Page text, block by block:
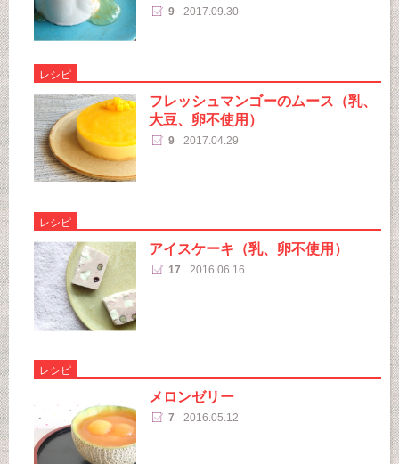
9 2017.09.30
レシピ
フレッシュマンゴーのムース（乳、
大豆、卵不使用）
9 2017.04.29
レシピ
アイスケーキ（乳、卵不使用）
17 2016.06.16
レシピ
メロンゼリー
7 2016.05.12